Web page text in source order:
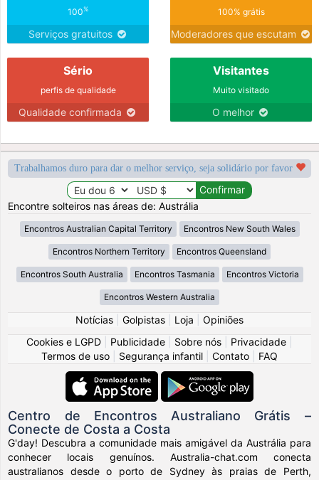
100%
Serviços gratuitos
100% grátis
Moderadores que escutam
Sério
perfis de qualidade
Qualidade confirmada
Visitantes
Muito visitado
O melhor
Trabalhamos duro para dar o melhor serviço, seja solidário por favor
Encontre solteiros nas áreas de: Austrália
Encontros Australian Capital Territory Encontros New South Wales
Encontros Northern Territory Encontros Queensland
Encontros South Australia Encontros Tasmania Encontros Victoria
Encontros Western Australia
Notícias Golpistas Loja
Opiniões
Cookies e LGPD
Publicidade Sobre nós Privacidade
Termos de uso
Segurança infantil Contato FAQ
Centro de Encontros Australiano Grátis –
Conecte de Costa a Costa
G'day! Descubra a comunidade mais amigável da Austrália para
conhecer locais genuínos. Australia-chat.com conecta
australianos desde o porto de Sydney às praias de Perth,